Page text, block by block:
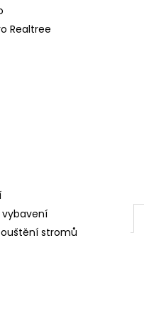
Realtree
stromů